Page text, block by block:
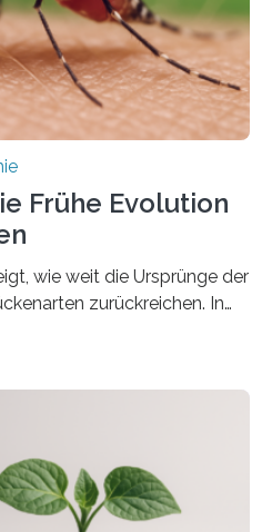
Was auffällig ist: Die
Frühe Evolution
wie weit die Ursprünge der
zurückreichen. In
bekannte Stechmücken-
und hat sich in
erhalten. Es konnte als neue
werden und trägt
primaevus. Dieser erste
in Bernstein